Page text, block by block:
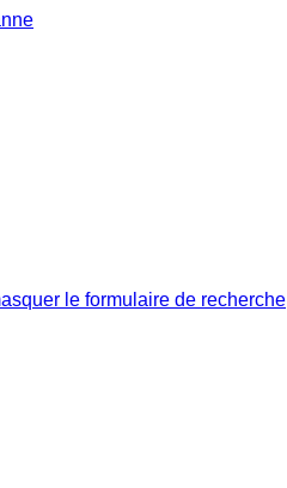
le formulaire de recherche